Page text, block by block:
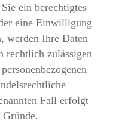
ein berechtigtes
eine Einwilligung
werden Ihre Daten
rechtlich zulässigen
Fall erfolgt